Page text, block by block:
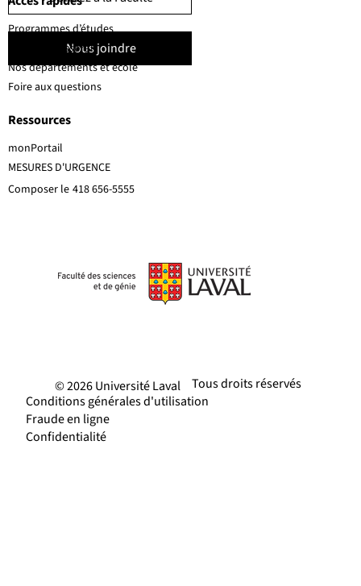
Nous joindre
MESURES D'URGENCE
Composer le 418 656-5555
Ressources
Programmes d’études
Corps professoral
Nos départements et école
Foire aux questions
monPortail
Tous droits réservés
© 2026 Université Laval
Conditions générales d'utilisation
Fraude en ligne
Confidentialité